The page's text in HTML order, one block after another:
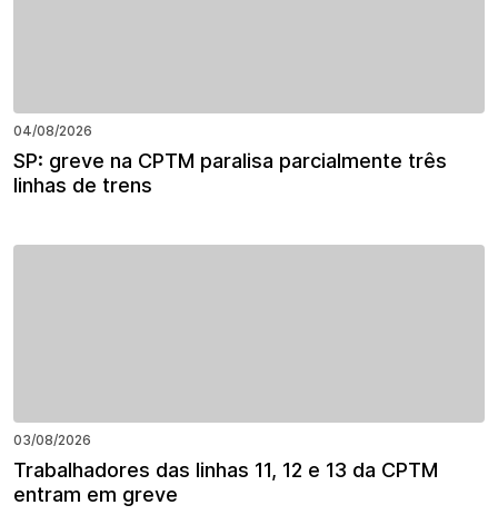
04/08/2026
SP: greve na CPTM paralisa parcialmente três
linhas de trens
03/08/2026
Trabalhadores das linhas 11, 12 e 13 da CPTM
entram em greve